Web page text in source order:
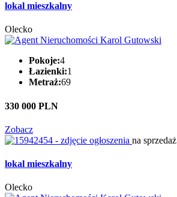
lokal mieszkalny
Olecko
Pokoje:4
Łazienki:1
Metraż:69
330 000 PLN
Zobacz
na sprzedaż
lokal mieszkalny
Olecko